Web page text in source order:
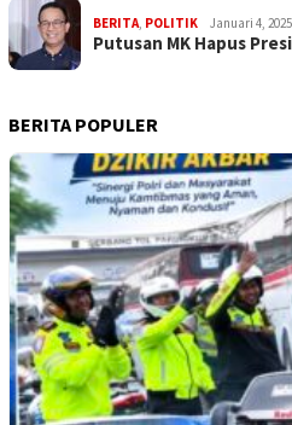
BERITA, POLITIK Januari 4, 2025
Putusan MK Hapus
BERITA POPULER